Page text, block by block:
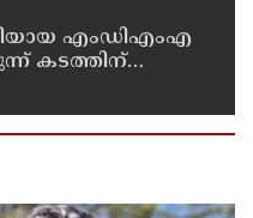
എംഡിഎംഎ
കടത്തിന്